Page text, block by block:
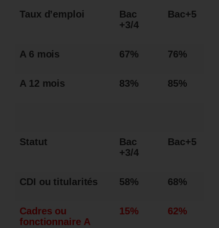
Taux d’emploi
Bac
+3/4
Bac+5
A 6 mois 67% 76%
A 12 mois 83% 85%
Statut
Bac
+3/4
Bac+5
CDI ou titularités 58% 68%
Cadres ou
fonctionnaire A
15% 62%